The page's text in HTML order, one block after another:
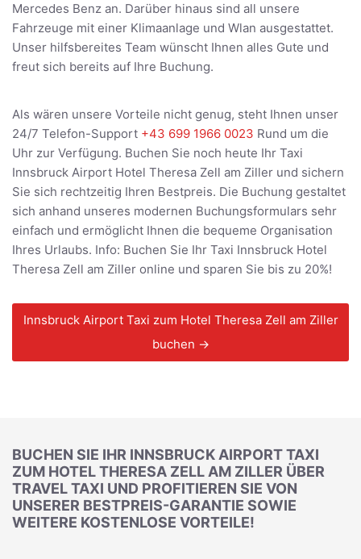
Mercedes Benz an. Darüber hinaus sind all unsere
Fahrzeuge mit einer Klimaanlage und Wlan ausgestattet.
Unser hilfsbereites Team wünscht Ihnen alles Gute und
freut sich bereits auf Ihre Buchung.
Als wären unsere Vorteile nicht genug, steht Ihnen unser
24/7 Telefon-Support +43 699 1966 0023 Rund um die
Uhr zur Verfügung. Buchen Sie noch heute Ihr Taxi
Innsbruck Airport Hotel Theresa Zell am Ziller und sichern
Sie sich rechtzeitig Ihren Bestpreis. Die Buchung gestaltet
sich anhand unseres modernen Buchungsformulars sehr
einfach und ermöglicht Ihnen die bequeme Organisation
Ihres Urlaubs. Info: Buchen Sie Ihr Taxi Innsbruck Hotel
Theresa Zell am Ziller online und sparen Sie bis zu 20%!
Innsbruck Airport Taxi zum Hotel Theresa Zell am Ziller
buchen →
BUCHEN SIE IHR INNSBRUCK AIRPORT TAXI
ZUM HOTEL THERESA ZELL AM ZILLER ÜBER
TRAVEL TAXI UND PROFITIEREN SIE VON
UNSERER BESTPREIS-GARANTIE SOWIE
WEITERE KOSTENLOSE VORTEILE!